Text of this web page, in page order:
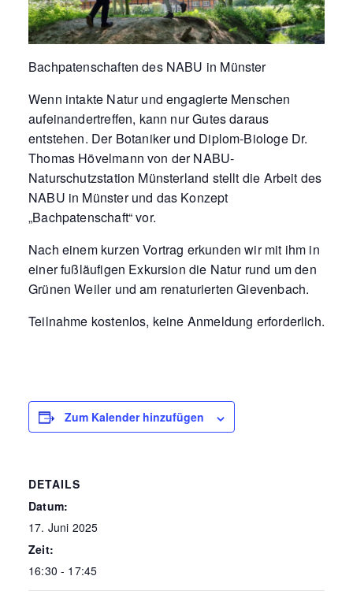
Bachpatenschaften des NABU in Münster
Wenn intakte Natur und engagierte Menschen
aufeinandertreffen, kann nur Gutes daraus
entstehen. Der Botaniker und Diplom-Biologe Dr.
Thomas Hövelmann von der NABU-
Naturschutzstation Münsterland stellt die Arbeit des
NABU in Münster und das Konzept
„Bachpatenschaft“ vor.
Nach einem kurzen Vortrag erkunden wir mit ihm in
einer fußläufigen Exkursion die Natur rund um den
Grünen Weiler und am renaturierten Gievenbach.
Teilnahme kostenlos, keine Anmeldung erforderlich.
Zum Kalender hinzufügen
DETAILS
Datum:
17. Juni 2025
Zeit:
16:30 - 17:45